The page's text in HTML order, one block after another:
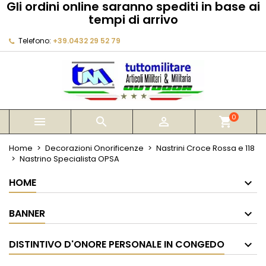
Gli ordini online saranno spediti in base ai
tempi di arrivo
Telefono: +39.0432 29 52 79
   shopping_cart0
Home Decorazioni Onorificenze
Nastrini Croce Rossa e 118
Nastrino Specialista OPSA
HOME
BANNER
DISTINTIVO D'ONORE PERSONALE IN CONGEDO
My wishlists
add_circle_outline Create new list
Crea lista dei desideri
Annulla Crea lista dei desideri
Devi avere effettuato l'accesso per salvare dei
prodotti nella tua lista dei desideri.
Annulla